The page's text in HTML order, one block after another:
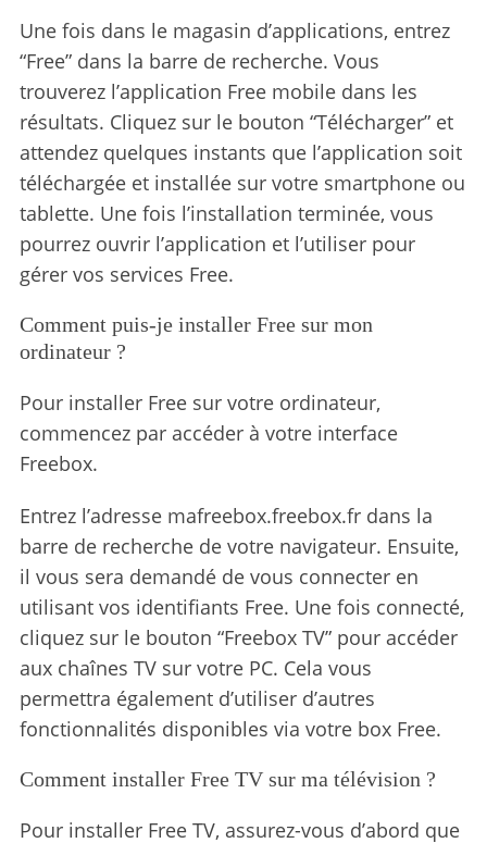
Une fois dans le magasin d’applications, entrez
“Free” dans la barre de recherche. Vous
trouverez l’application Free mobile dans les
résultats. Cliquez sur le bouton “Télécharger” et
attendez quelques instants que l’application soit
téléchargée et installée sur votre smartphone ou
tablette. Une fois l’installation terminée, vous
pourrez ouvrir l’application et l’utiliser pour
gérer vos services Free.
Comment puis-je installer Free sur mon
ordinateur ?
Pour installer Free sur votre ordinateur,
commencez par accéder à votre interface
Freebox.
Entrez l’adresse mafreebox.freebox.fr dans la
barre de recherche de votre navigateur. Ensuite,
il vous sera demandé de vous connecter en
utilisant vos identifiants Free. Une fois connecté,
cliquez sur le bouton “Freebox TV” pour accéder
aux chaînes TV sur votre PC. Cela vous
permettra également d’utiliser d’autres
fonctionnalités disponibles via votre box Free.
Comment installer Free TV sur ma télévision ?
Pour installer Free TV, assurez-vous d’abord que